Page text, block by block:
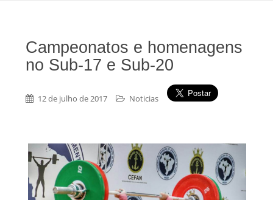
Campeonatos e homenagens
no Sub-17 e Sub-20
12 de julho de 2017 Noticias